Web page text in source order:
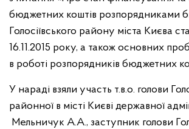
бюджетних коштів розпорядниками
Голосіївського району міста Києва
16.11.2015 року, а також основних
в роботі розпорядників бюджетних
У нараді взяли участь т.в.о. голови
районної в місті Києві державної
Мельничук А.А., заступник голови